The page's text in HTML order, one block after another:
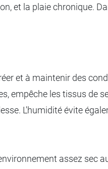
et la plaie chronique.
et à maintenir des
empêche les tissus de
L'humidité évite
assez sec